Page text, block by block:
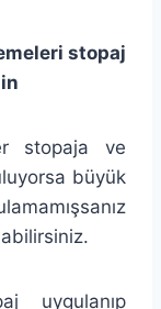
stopaj
stopaja ve
büyük
uygulanıp